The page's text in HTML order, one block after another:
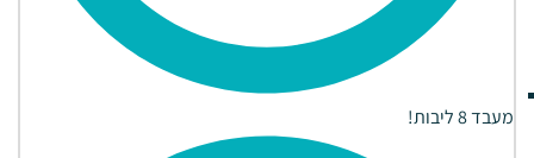
מעבד 8 ליבות!